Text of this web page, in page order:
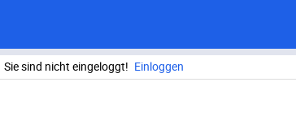
Sie sind nicht eingeloggt! Einloggen